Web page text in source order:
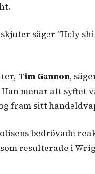
säger ”Holy
Tim Gannon,
menar att syftet
fram sitt
bedrövade
resulterade i